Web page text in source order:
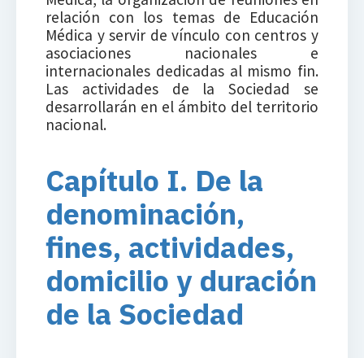
relación con los temas de Educación
Médica y servir de vínculo con centros y
asociaciones nacionales e
internacionales dedicadas al mismo fin.
Las actividades de la Sociedad se
desarrollarán en el ámbito del territorio
nacional.
Capítulo I. De la
denominación,
fines, actividades,
domicilio y duración
de la Sociedad